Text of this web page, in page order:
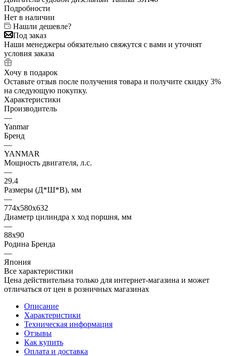
Подробности
Нет в наличии
Нашли дешевле?
Под заказ
Наши менеджеры обязательно свяжутся с вами и уточнят
условия заказа
Хочу в подарок
Оставьте отзыв после получения товара и получите скидку 3%
на следующую покупку.
Характеристики
Производитель
—
Yanmar
Бренд
—
YANMAR
Мощность двигателя, л.с.
—
29.4
Размеры (Д*Ш*В), мм
—
774х580х632
Диаметр цилиндра х ход поршня, мм
—
88x90
Родина Бренда
—
Япония
Все характеристики
Цена действительна только для интернет-магазина и может
отличаться от цен в розничных магазинах
Описание
Характеристики
Техническая информация
Отзывы
Как купить
Оплата и доставка